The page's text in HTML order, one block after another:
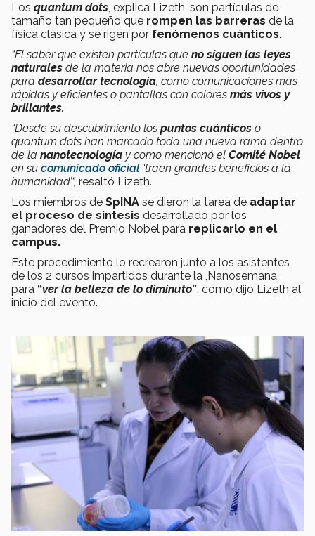
Los quantum dots, explica Lizeth, son partículas de
tamaño tan pequeño que rompen las barreras de la
física clásica y se rigen por fenómenos cuánticos.
“El saber que existen partículas que no siguen las leyes
naturales de la materia nos abre nuevas oportunidades
para desarrollar tecnología, como comunicaciones más
rápidas y eficientes o pantallas con colores más vivos y
brillantes.
“Desde su descubrimiento los puntos cuánticos o
quantum dots han marcado toda una nueva rama dentro
de la nanotecnología y como mencionó el Comité Nobel
en su comunicado oficial ‘traen grandes beneficios a la
humanidad’“, resaltó Lizeth.
Los miembros de SpINA se dieron la tarea de adaptar
el proceso de síntesis desarrollado por los
ganadores del Premio Nobel para replicarlo en el
campus.
Este procedimiento lo recrearon junto a los asistentes
de los 2 cursos impartidos durante la ,Nanosemana,
para “ver la belleza de lo diminuto”, como dijo Lizeth al
inicio del evento.